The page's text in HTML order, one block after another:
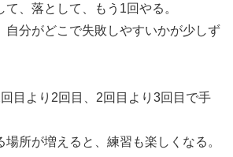
て、落として、もう1回やる。
自分がどこで失敗しやすいかが少しず
目より2回目、2回目より3回目で手
所が増えると、練習も楽しくなる。